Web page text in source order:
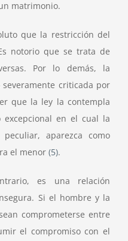
matrimonio.
que la restricción del
notorio que se trata de
Por lo demás, la
criticada por
que la ley la contempla
en el cual la
aparezca como
el menor (5).
es una relación
Si el hombre y la
comprometerse entre
el compromiso con el